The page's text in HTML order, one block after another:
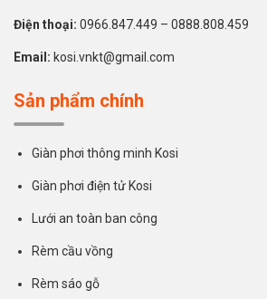
Điện thoại: 0966.847.449 – 0888.808.459
Email: kosi.vnkt@gmail.com
Sản phẩm chính
Giàn phơi thông minh Kosi
Giàn phơi điện tử Kosi
Lưới an toàn ban công
Rèm cầu vồng
Rèm sáo gỗ